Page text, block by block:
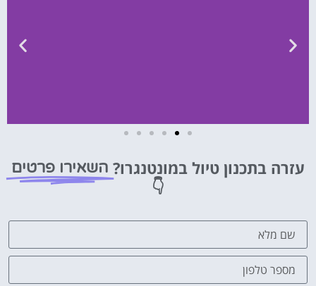
רכב
פה!
עזרה בתכנון טיול במונטנגרו? השאירו פרטים
👇